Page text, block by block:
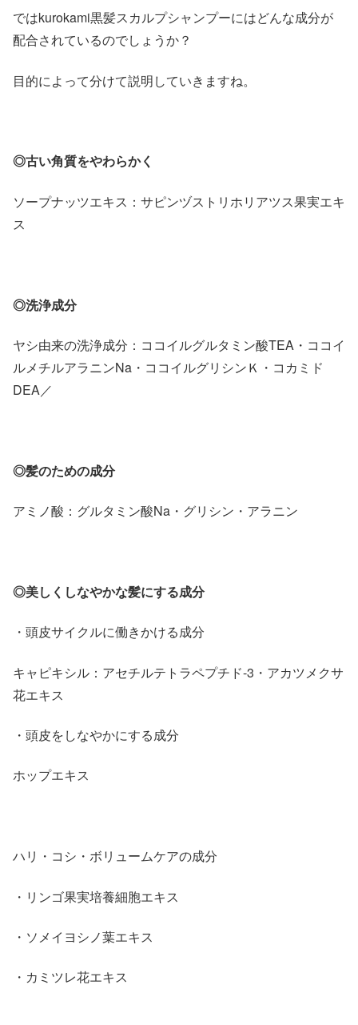
ではkurokami黒髪スカルプシャンプーにはどんな成分が
配合されているのでしょうか？
目的によって分けて説明していきますね。
◎古い角質をやわらかく
ソープナッツエキス：サピンヅストリホリアツス果実エキ
ス
◎洗浄成分
ヤシ由来の洗浄成分：ココイルグルタミン酸TEA・ココイ
ルメチルアラニンNa・ココイルグリシンＫ・コカミド
DEA／
◎髪のための成分
アミノ酸：グルタミン酸Na・グリシン・アラニン
◎美しくしなやかな髪にする成分
・頭皮サイクルに働きかける成分
キャピキシル：アセチルテトラペプチド-3・アカツメクサ
花エキス
・頭皮をしなやかにする成分
ホップエキス
ハリ・コシ・ボリュームケアの成分
・リンゴ果実培養細胞エキス
・ソメイヨシノ葉エキス
・カミツレ花エキス